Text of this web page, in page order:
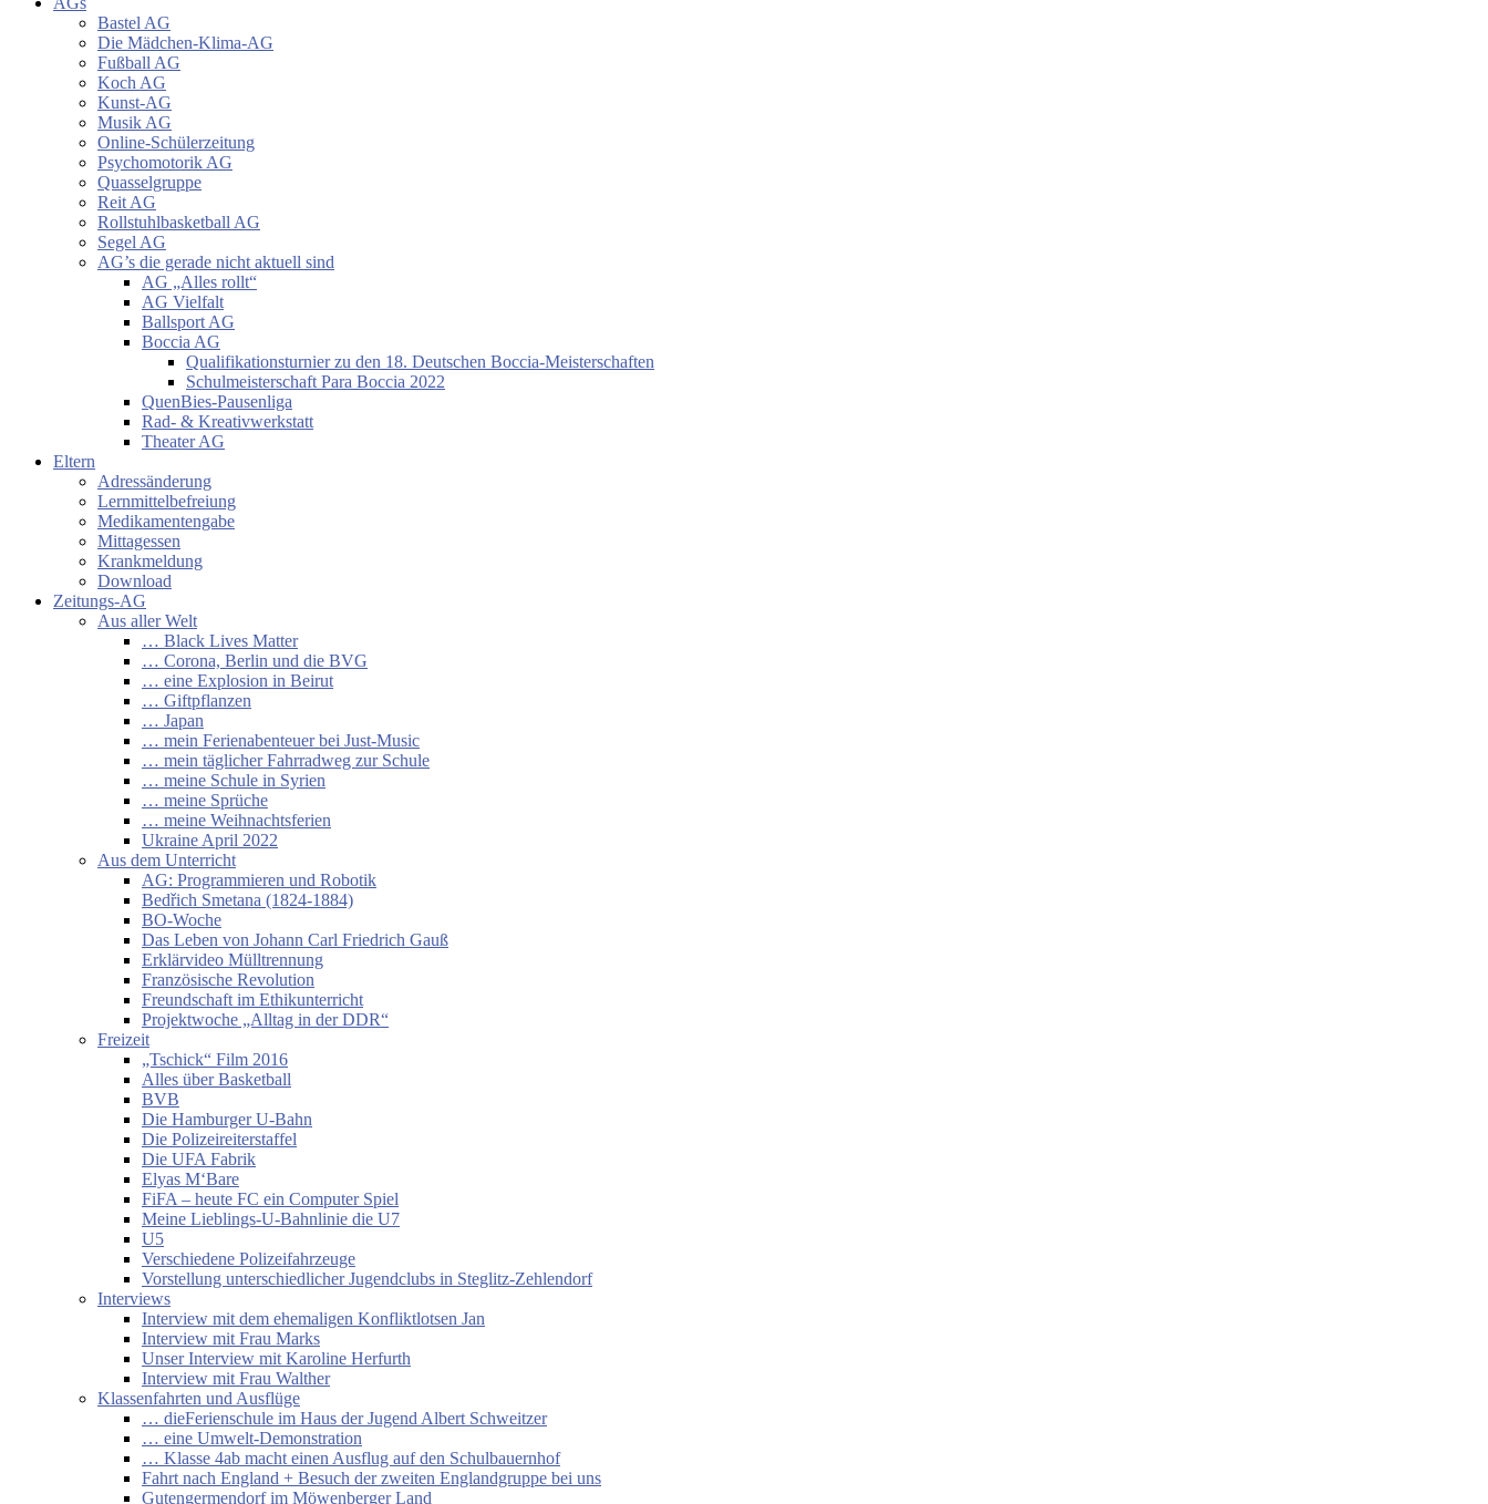
Bastel AG
Die Mädchen-Klima-AG
Fußball AG
Koch AG
Kunst-AG
Musik AG
Online-Schülerzeitung
Psychomotorik AG
Quasselgruppe
Reit AG
Rollstuhlbasketball AG
Segel AG
AG’s die gerade nicht aktuell sind
AG „Alles rollt“
AG Vielfalt
Ballsport AG
Boccia AG
Qualifikationsturnier zu den 18. Deutschen Boccia-Meisterschaften
Schulmeisterschaft Para Boccia 2022
QuenBies-Pausenliga
Rad- & Kreativwerkstatt
Theater AG
Eltern
Adressänderung
Lernmittelbefreiung
Medikamentengabe
Mittagessen
Krankmeldung
Download
Zeitungs-AG
Aus aller Welt
… Black Lives Matter
… Corona, Berlin und die BVG
… eine Explosion in Beirut
… Giftpflanzen
… Japan
… mein Ferienabenteuer bei Just-Music
… mein täglicher Fahrradweg zur Schule
… meine Schule in Syrien
… meine Sprüche
… meine Weihnachtsferien
Ukraine April 2022
Aus dem Unterricht
AG: Programmieren und Robotik
Bedřich Smetana (1824-1884)
BO-Woche
Das Leben von Johann Carl Friedrich Gauß
Erklärvideo Mülltrennung
Französische Revolution
Freundschaft im Ethikunterricht
Projektwoche „Alltag in der DDR“
Freizeit
„Tschick“ Film 2016
Alles über Basketball
BVB
Die Hamburger U-Bahn
Die Polizeireiterstaffel
Die UFA Fabrik
Elyas M‘Bare
FiFA – heute FC ein Computer Spiel
Meine Lieblings-U-Bahnlinie die U7
U5
Verschiedene Polizeifahrzeuge
Vorstellung unterschiedlicher Jugendclubs in Steglitz-Zehlendorf
Interviews
Interview mit dem ehemaligen Konfliktlotsen Jan
Interview mit Frau Marks
Unser Interview mit Karoline Herfurth
Interview mit Frau Walther
Klassenfahrten und Ausflüge
… dieFerienschule im Haus der Jugend Albert Schweitzer
… eine Umwelt-Demonstration
… Klasse 4ab macht einen Ausflug auf den Schulbauernhof
Fahrt nach England + Besuch der zweiten Englandgruppe bei uns
Gutengermendorf im Möwenberger Land